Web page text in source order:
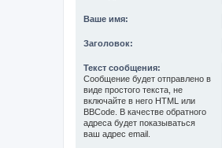
Ваше имя:
Заголовок:
Текст сообщения:
Сообщение будет отправлено в
виде простого текста, не
включайте в него HTML или
BBCode. В качестве обратного
адреса будет показываться
ваш адрес email.